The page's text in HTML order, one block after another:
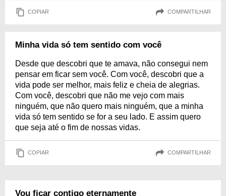
COPIAR COMPARTILHAR
Minha vida só tem sentido com você
Desde que descobri que te amava, não consegui nem
pensar em ficar sem você. Com você, descobri que a
vida pode ser melhor, mais feliz e cheia de alegrias.
Com você, descobri que não me vejo com mais
ninguém, que não quero mais ninguém, que a minha
vida só tem sentido se for a seu lado. E assim quero
que seja até o fim de nossas vidas.
COPIAR COMPARTILHAR
Vou ficar contigo eternamente